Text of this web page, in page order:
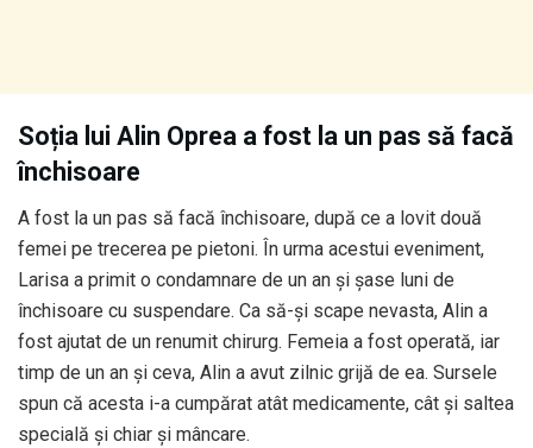
Soția lui Alin Oprea a fost la un pas să facă
închisoare
A fost la un pas să facă închisoare, după ce a lovit două
femei pe trecerea pe pietoni. În urma acestui eveniment,
Larisa a primit o condamnare de un an și șase luni de
închisoare cu suspendare. Ca să-și scape nevasta, Alin a
fost ajutat de un renumit chirurg. Femeia a fost operată, iar
timp de un an și ceva, Alin a avut zilnic grijă de ea. Sursele
spun că acesta i-a cumpărat atât medicamente, cât și saltea
specială și chiar și mâncare.